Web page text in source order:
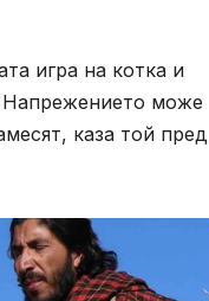
игра на котка и
Напрежението може
каза той пред